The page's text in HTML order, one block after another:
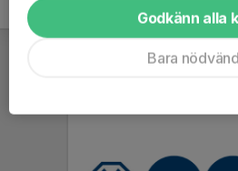
Godkänn alla
Bara